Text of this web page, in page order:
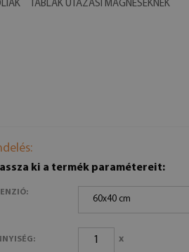
TÁBLÁK UTAZÁSI MÁGNESEKNEK
ki a termék paramétereit:
60x40 cm
x